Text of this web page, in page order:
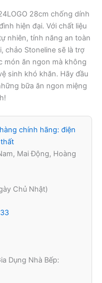
28cm chống dính
hiện đại. Với chất liệu
nhiên, tính năng an toàn
chảo Stoneline sẽ là trợ
món ăn ngon mà không
sinh khó khăn. Hãy đầu
bữa ăn ngon miệng
chính hãng: điện
Mai Động, Hoàng
Chủ Nhật)
Dụng Nhà Bếp: